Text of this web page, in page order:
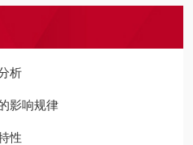
析
影响规律
性